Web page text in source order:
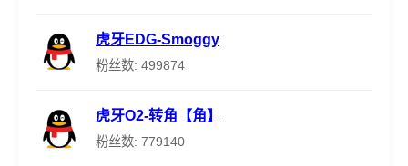
虎牙EDG-Smoggy
粉丝数: 499874
虎牙O2-转角【角】
粉丝数: 779140